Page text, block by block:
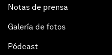
Notas de prensa
Galería de fotos
Pódcast